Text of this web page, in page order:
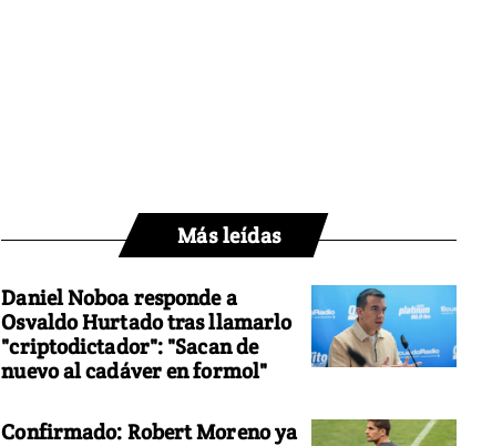
Más leídas
Daniel Noboa responde a
Osvaldo Hurtado tras llamarlo
"criptodictador": "Sacan de
nuevo al cadáver en formol"
Confirmado: Robert Moreno ya